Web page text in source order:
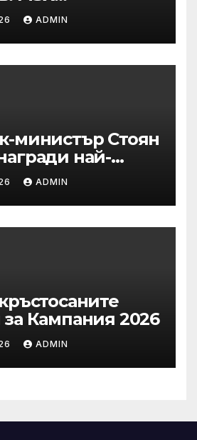
комплекс от
съхненето и на
пояси в
ADMIN
министър Стоян
най-
спортисти на
ADMIN
Кампания 2026
ADMIN